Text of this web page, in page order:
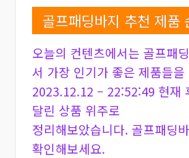
골프패딩바지 추천 제품
오늘의 컨텐츠에서는 골프패
서 가장 인기가 좋은 제품들
2023.12.12 – 22:52:49 현재
달린 상품 위주로
정리해보았습니다. 골프패딩
확인해보세요.